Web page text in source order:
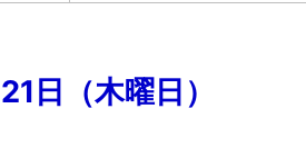
日（木曜日）